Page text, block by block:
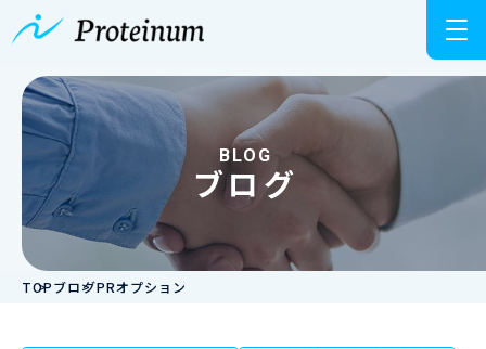
BLOG
ブログ
TOPブログPRオプション